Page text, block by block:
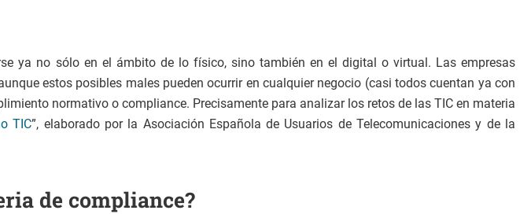
ya no sólo en el ámbito de lo físico, sino también en el digital o virtual. Las empresas
estos posibles males pueden ocurrir en cualquier negocio (casi todos cuentan ya con
normativo o compliance. Precisamente para analizar los retos de las TIC en materia
TIC”, elaborado por la Asociación Española de Usuarios de Telecomunicaciones y de la
de compliance?